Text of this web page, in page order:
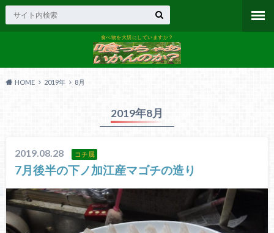
食べ物を大切にしていますか？
HOME 2019年 8月
2019年8月
2019.08.28 コチ属
7月後半の下ノ加江産マゴチの造り